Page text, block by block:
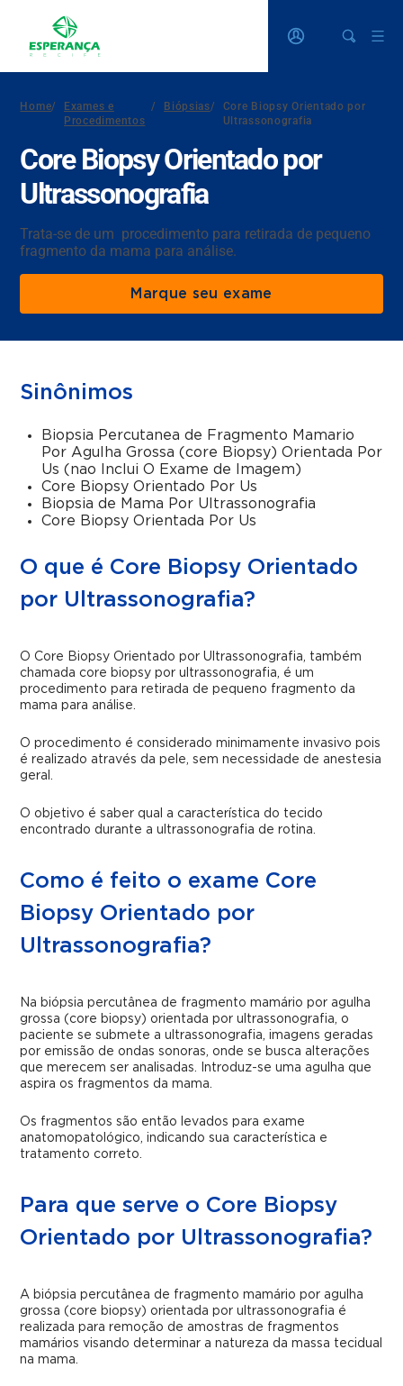
Home/
Exames e
Procedimentos
/ Biópsias/
Core Biopsy Orientado por
Ultrassonografia
Core Biopsy Orientado por
Ultrassonografia
Trata-se de um procedimento para retirada de pequeno
fragmento da mama para análise.
Marque seu exame
Sinônimos
Biopsia Percutanea de Fragmento Mamario
Por Agulha Grossa (core Biopsy) Orientada Por
Us (nao Inclui O Exame de Imagem)
Core Biopsy Orientado Por Us
Biopsia de Mama Por Ultrassonografia
Core Biopsy Orientada Por Us
O que é Core Biopsy Orientado
por Ultrassonografia?
O Core Biopsy Orientado por Ultrassonografia, também
chamada core biopsy por ultrassonografia, é um
procedimento para retirada de pequeno fragmento da
mama para análise.
O procedimento é considerado minimamente invasivo pois
é realizado através da pele, sem necessidade de anestesia
geral.
O objetivo é saber qual a característica do tecido
encontrado durante a ultrassonografia de rotina.
Como é feito o exame Core
Biopsy Orientado por
Ultrassonografia?
Na biópsia percutânea de fragmento mamário por agulha
grossa (core biopsy) orientada por ultrassonografia, o
paciente se submete a ultrassonografia, imagens geradas
por emissão de ondas sonoras, onde se busca alterações
que merecem ser analisadas. Introduz-se uma agulha que
aspira os fragmentos da mama.
Os fragmentos são então levados para exame
anatomopatológico, indicando sua característica e
tratamento correto.
Para que serve o Core Biopsy
Orientado por Ultrassonografia?
A biópsia percutânea de fragmento mamário por agulha
grossa (core biopsy) orientada por ultrassonografia é
realizada para remoção de amostras de fragmentos
mamários visando determinar a natureza da massa tecidual
na mama.